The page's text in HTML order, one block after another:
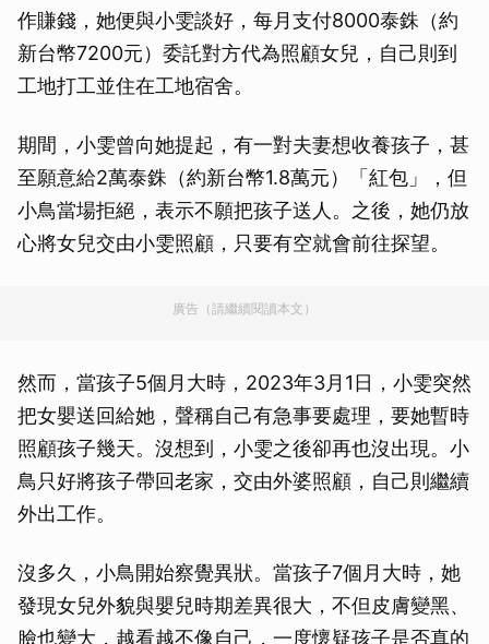
作賺錢，她便與小雯談好，每月支付8000泰銖（約
新台幣7200元）委託對方代為照顧女兒，自己則到
工地打工並住在工地宿舍。
期間，小雯曾向她提起，有一對夫妻想收養孩子，甚
至願意給2萬泰銖（約新台幣1.8萬元）「紅包」，但
小鳥當場拒絕，表示不願把孩子送人。之後，她仍放
心將女兒交由小雯照顧，只要有空就會前往探望。
廣告（請繼續閱讀本文）
然而，當孩子5個月大時，2023年3月1日，小雯突然
把女嬰送回給她，聲稱自己有急事要處理，要她暫時
照顧孩子幾天。沒想到，小雯之後卻再也沒出現。小
鳥只好將孩子帶回老家，交由外婆照顧，自己則繼續
外出工作。
沒多久，小鳥開始察覺異狀。當孩子7個月大時，她
發現女兒外貌與嬰兒時期差異很大，不但皮膚變黑、
臉也變大，越看越不像自己，一度懷疑孩子是否真的